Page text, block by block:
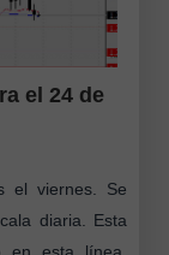
el 24 de
el viernes. Se
diaria. Esta
en esta línea,